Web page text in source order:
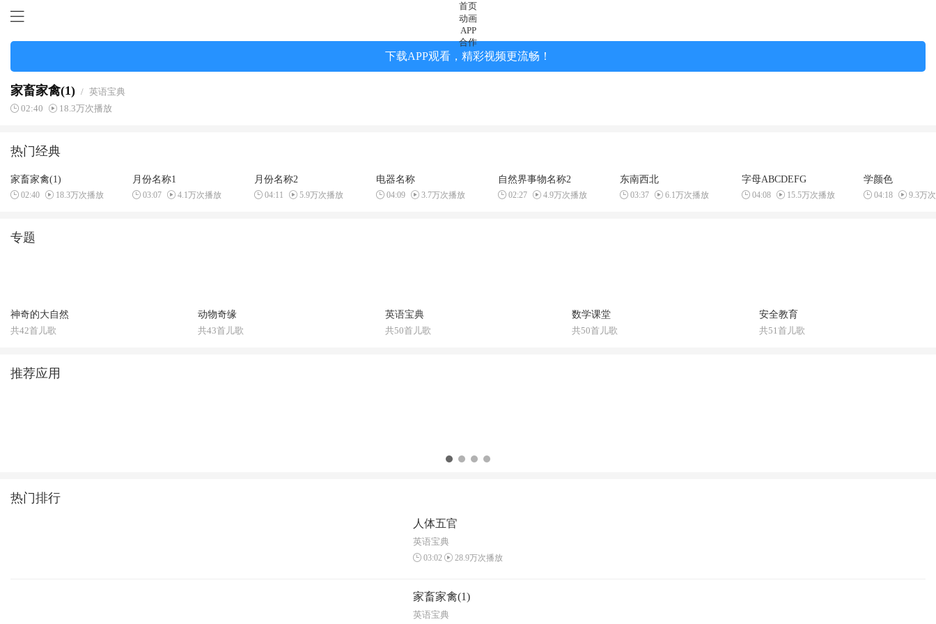
首页
动画
APP
合作
下载APP观看，精彩视频更流畅！
家畜家禽(1) / 英语宝典
02:40
18.3万次播放
热门经典
家畜家禽(1)
02:40 18.3万次播放
月份名称1
03:07 4.1万次播放
月份名称2
04:11 5.9万次播放
电器名称
04:09 3.7万次播放
自然界事物名称2
02:27 4.9万次播放
东南西北
03:37 6.1万次播放
字母ABCDEFG
04:08 15.5万次播放
学颜色
04:18 9.3万
专题
神奇的大自然
共42首儿歌
动物奇缘
共43首儿歌
英语宝典
共50首儿歌
数学课堂
共50首儿歌
安全教育
共51首儿歌
推荐应用
热门排行
人体五官
英语宝典
03:02 28.9万次播放
家畜家禽(1)
英语宝典